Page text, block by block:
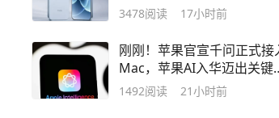
3478阅读 17小时前
刚刚！苹果官宣千问正式接
Mac，苹果AI入华迈出关键
步
1492阅读 21小时前